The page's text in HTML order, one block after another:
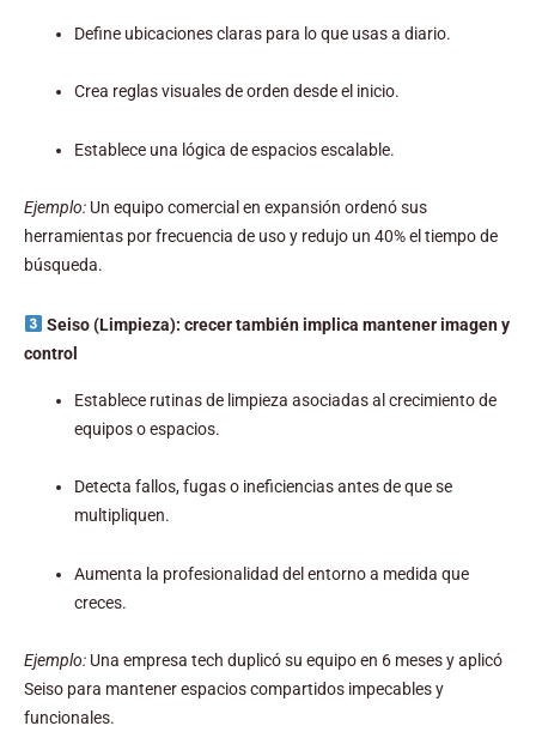
Define ubicaciones claras para lo que usas a diario.
Crea reglas visuales de orden desde el inicio.
Establece una lógica de espacios escalable.
Ejemplo: Un equipo comercial en expansión ordenó sus
herramientas por frecuencia de uso y redujo un 40% el tiempo de
búsqueda.
Seiso (Limpieza): crecer también implica mantener imagen y
control
Establece rutinas de limpieza asociadas al crecimiento de
equipos o espacios.
Detecta fallos, fugas o ineficiencias antes de que se
multipliquen.
Aumenta la profesionalidad del entorno a medida que
creces.
Ejemplo: Una empresa tech duplicó su equipo en 6 meses y aplicó
Seiso para mantener espacios compartidos impecables y
funcionales.